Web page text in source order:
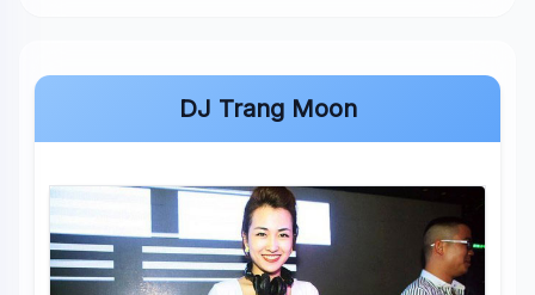
DJ Trang Moon